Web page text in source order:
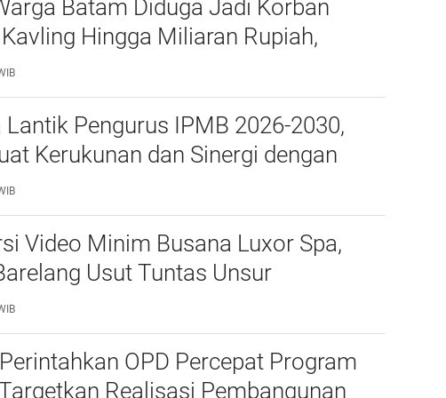
Batam Diduga Jadi Korban
Hingga Miliaran Rupiah,
Polda Kepri Jalan di Tempat?
Lantik Pengurus IPMB 2026-2030,
Kerukunan dan Sinergi dengan
Video Minim Busana Luxor Spa,
Usut Tuntas Unsur
Hukum
OPD Percepat Program
Realisasi Pembangunan